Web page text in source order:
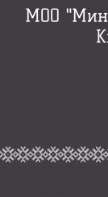
МОО